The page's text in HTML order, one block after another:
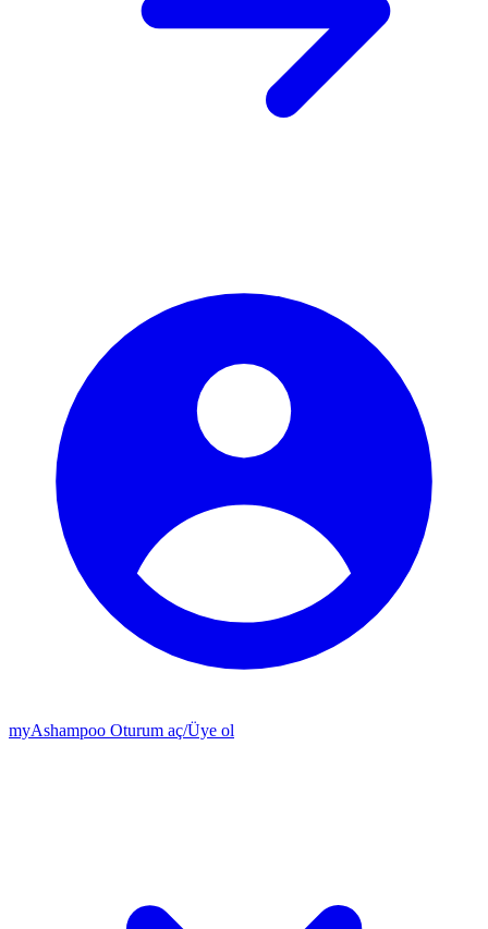
myAshampoo Oturum aç/Üye ol